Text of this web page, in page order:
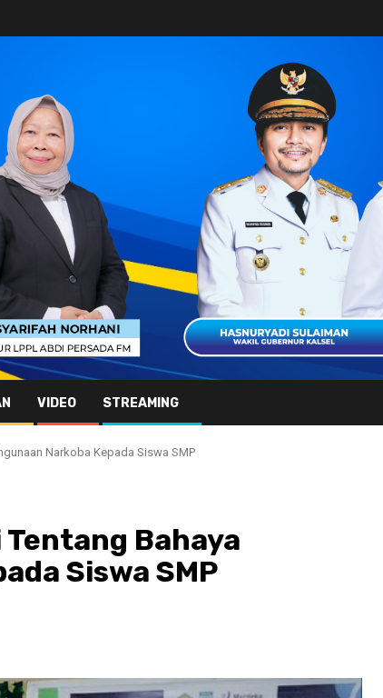
VIDEO STREAMING
Narkoba Kepada Siswa SMP
Tentang Bahaya
Siswa SMP